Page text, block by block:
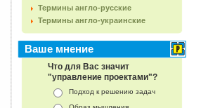
Термины англо-русские
Термины англо-украинские
Ваше мнение
Что для Вас значит
"управление проектами"?
Подход к решению задач